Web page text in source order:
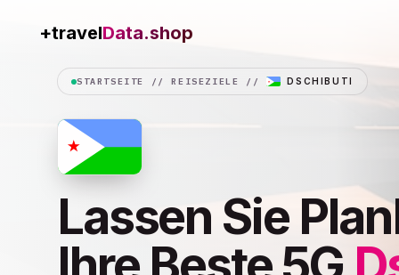
+travel
STARTSEITE //REISEZIELE // DSCHIBUTI
Lassen Sie